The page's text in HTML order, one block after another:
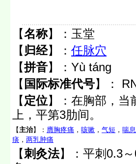
【名称】： 玉堂
【 归经】： 任脉穴
【拼音】： Yù táng
【 国际标准代号】：
【 定位】： 在胸部，当
上，平第3肋间。
【主治】： 膺胸疼痛 ， 咳嗽 ， 气短 ， 喘息
痰 ， 两乳肿痛
【刺灸法】：平刺0.3